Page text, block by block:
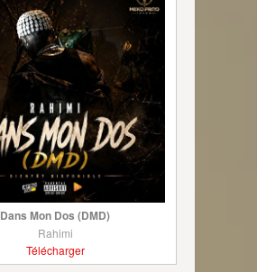
Dans Mon Dos (DMD)
Rahimi
Télécharger